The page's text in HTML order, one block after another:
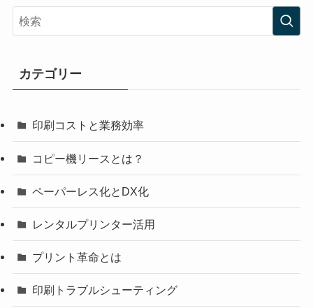
カテゴリー
印刷コストと業務効率
コピー機リースとは？
ペーパーレス化とDX化
レンタルプリンター活用
プリント革命とは
印刷トラブルシューティング